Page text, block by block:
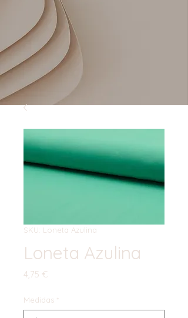
SKU: Loneta Azulina
Loneta Azulina
4,75 €
Medidas *